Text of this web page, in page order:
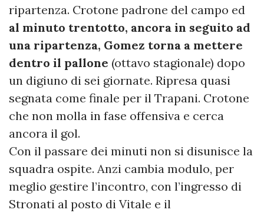
ripartenza. Crotone padrone del campo ed
al minuto trentotto, ancora in seguito ad
una ripartenza, Gomez torna a mettere
dentro il pallone (ottavo stagionale) dopo
un digiuno di sei giornate. Ripresa quasi
segnata come finale per il Trapani. Crotone
che non molla in fase offensiva e cerca
ancora il gol.
Con il passare dei minuti non si disunisce la
squadra ospite. Anzi cambia modulo, per
meglio gestire l’incontro, con l’ingresso di
Stronati al posto di Vitale e il